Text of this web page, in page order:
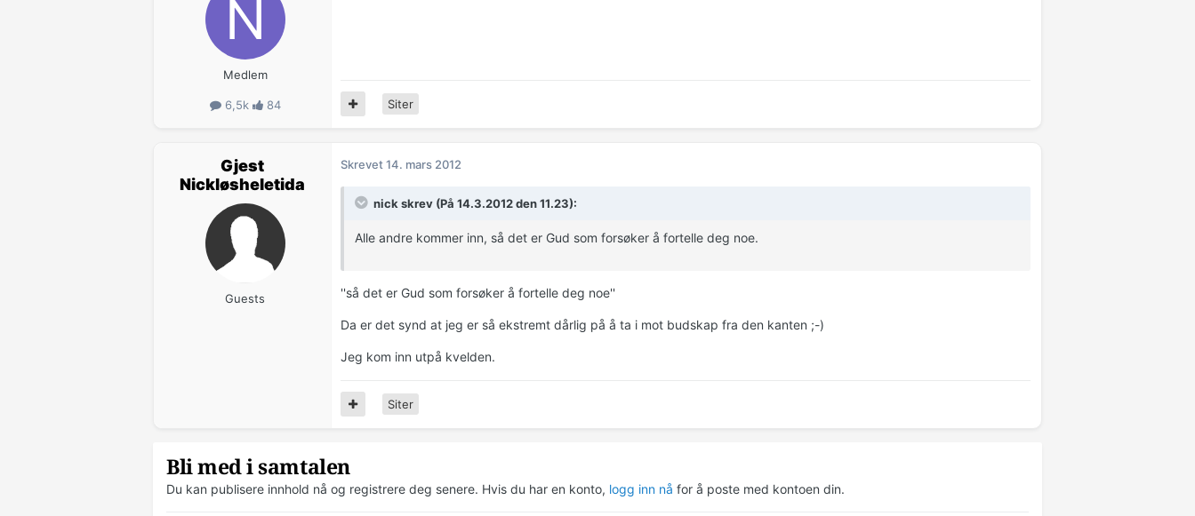
Medlem
6,5k 84 Siter
Gjest
Nickløsheletida
Guests
Skrevet14. mars 2012
nick skrev (På 14.3.2012 den 11.23):
Alle andre kommer inn, så det er Gud som forsøker å fortelle deg noe.
''så det er Gud som forsøker å fortelle deg noe''
Da er det synd at jeg er så ekstremt dårlig på å ta i mot budskap fra den kanten ;-)
Jeg kom inn utpå kvelden.
Siter
Bli med i samtalen
Du kan publisere innhold nå og registrere deg senere. Hvis du har en konto, logg inn nå for å poste med kontoen din.